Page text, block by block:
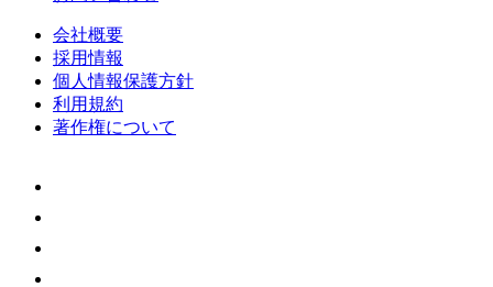
会社概要
採用情報
個人情報保護方針
利用規約
著作権について